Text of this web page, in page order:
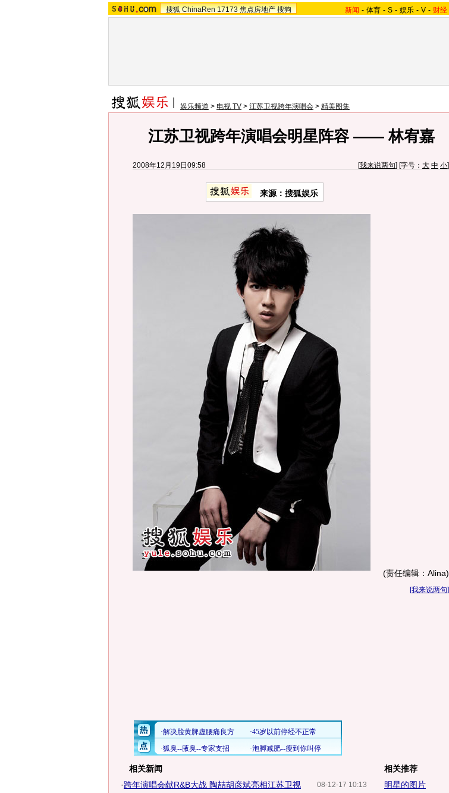
搜狐 ChinaRen 17173 焦点房地产 搜狗 新闻 - 体育 - S - 娱乐 - V - 财经
娱乐频道 > 电视 TV > 江苏卫视跨年演唱会 > 精美图集
江苏卫视跨年演唱会明星阵容 —— 林宥嘉
2008年12月19日09:58 [我来说两句] [字号： 大 中 小]
来源：搜狐娱乐
(责任编辑：Alina)
[我来说两句]
相关新闻
08-12-17 10:13
·跨年演唱会献R&B大战 陶喆胡彦斌亮相江苏卫视
相关推荐
明星的图片